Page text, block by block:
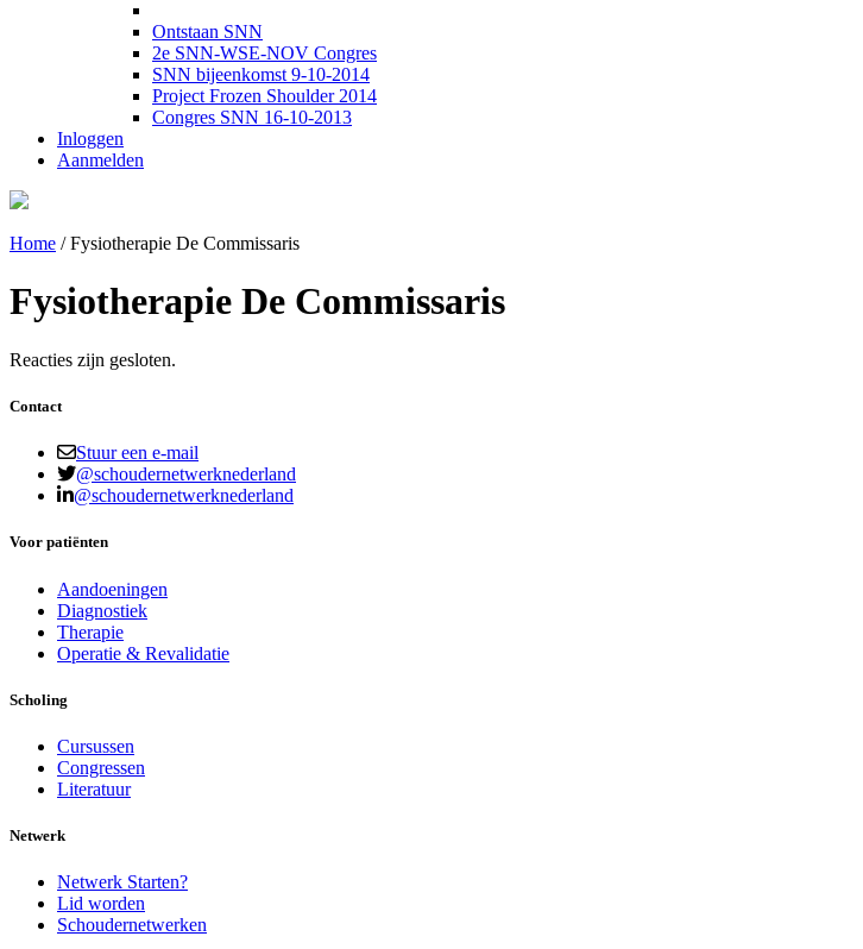
Ontstaan SNN
2e SNN-WSE-NOV Congres
SNN bijeenkomst 9-10-2014
Project Frozen Shoulder 2014
Congres SNN 16-10-2013
Inloggen
Aanmelden
Home /Fysiotherapie De Commissaris
Fysiotherapie De Commissaris
Reacties zijn gesloten.
Contact
Stuur een e-mail
@schoudernetwerknederland
@schoudernetwerknederland
Voor patiënten
Aandoeningen
Diagnostiek
Therapie
Operatie & Revalidatie
Scholing
Cursussen
Congressen
Literatuur
Netwerk
Netwerk Starten?
Lid worden
Schoudernetwerken